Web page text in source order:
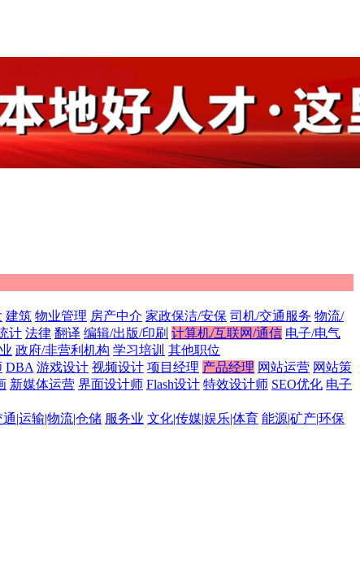
建筑 物业管理 房产中介 家政保洁/安保 司机/交通服务 物流/
计 法律 翻译 编辑/出版/印刷 计算机/互联网/通信 电子/电气
政府/非营利机构 学习培训 其他职位
DBA 游戏设计 视频设计 项目经理 产品经理 网站运营 网站策
新媒体运营 界面设计师 Flash设计 特效设计师 SEO优化 电子
通|运输|物流|仓储 服务业 文化|传媒|娱乐|体育 能源|矿产|环保